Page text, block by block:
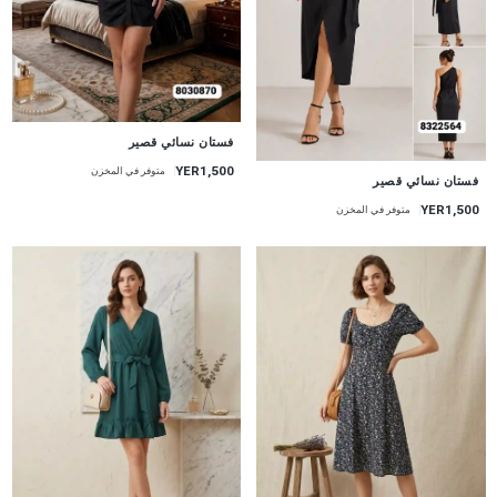
فستان نسائي قصير
YER1,500 متوفر في المخزن
فستان نسائي قصير
YER1,500 متوفر في المخزن